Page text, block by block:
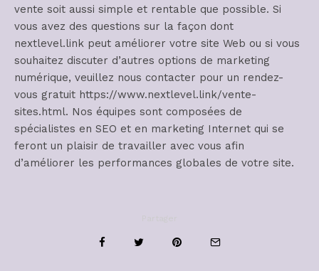
vente soit aussi simple et rentable que possible. Si
vous avez des questions sur la façon dont
nextlevel.link peut améliorer votre site Web ou si vous
souhaitez discuter d’autres options de marketing
numérique, veuillez nous contacter pour un rendez-
vous gratuit https://www.nextlevel.link/vente-
sites.html. Nos équipes sont composées de
spécialistes en SEO et en marketing Internet qui se
feront un plaisir de travailler avec vous afin
d’améliorer les performances globales de votre site.